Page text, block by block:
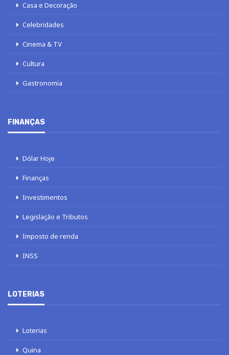
Casa e Decoração
Celebridades
Cinema & TV
Cultura
Gastronomia
FINANÇAS
Dólar Hoje
Finanças
Investimentos
Legislação e Tributos
Imposto de renda
INSS
LOTERIAS
Loterias
Quina